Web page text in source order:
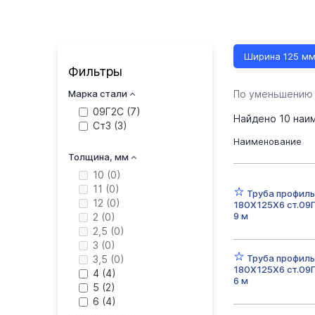
Фильтры
Марка стали
09Г2С (7)
Ст3 (3)
Толщина, мм
10 (0)
11 (0)
12 (0)
2 (0)
2,5 (0)
3 (0)
3,5 (0)
4 (4)
5 (2)
6 (4)
Ширина 125 мм
120х80 мм
180х80 мм
Ширина 150 мм
8 мм 9 мм
Неоцинкованная
По уменьшению
Найдено 10
Наименование
Труба
180Х125Х6
9 м
Труба
180Х125Х6
6 м